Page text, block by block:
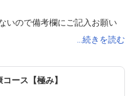
いので備考欄にご記入お願い
で受付終了してしまうので、
ーによっては予約が取れます
かLINEをください。
...続きを読む
ース【極み】